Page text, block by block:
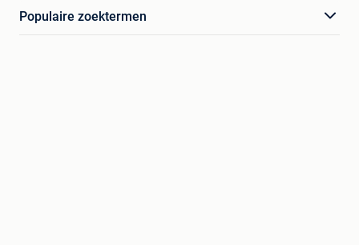
Populaire zoektermen